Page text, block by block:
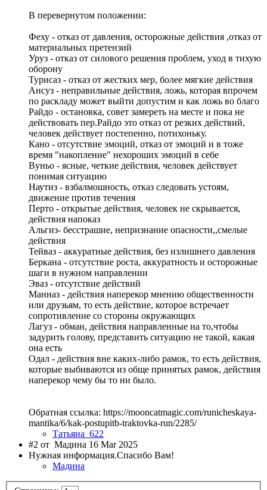
В перевернутом положении:
Феху - отказ от давления, осторожные действия ,отказ от
материальных претензий
Уруз - отказ от силового решения проблем, уход в тихую
оборону
Турисаз - отказ от жестких мер, более мягкие действия
Ансуз - неправильные действия, ложь, которая впрочем
по раскладу может выйти допустим и как ложь во благо
Райдо - остановка, совет замереть на месте и пока не
действовать пер.Райдо это отказ от резких действий,
человек действует постепенно, потихоньку.
Кано - отсутствие эмоций, отказ от эмоций и в тоже
время "накопление" нехороших эмоций в себе
Вуньо - ясные, четкие действия, человек действует
понимая ситуацию
Наутиз - взбалмошность, отказ следовать устоям,
движение против течения
Перто - открытые действия, человек не скрывается,
действия напоказ
Альгиз- бесстрашие, непризнание опасности,,смелые
действия
Тейваз - аккуратные действия, без излишнего давления
Беркана - отсутствие роста, аккуратность и осторожные
шаги в нужном направлении
Эваз - отсутствие действий
Манназ - действия наперекор мнению общественности
или друзьям, то есть действие, которое встречает
сопротивление со стороны окружающих
Лагуз - обман, действия направленные на то,чтобы
задурить голову, представить ситуацию не такой, какая
она есть
Одал - действия вне каких-либо рамок, то есть действия,
которые выбиваются из обще принятых рамок, действия
наперекор чему бы то ни было.
Обратная ссылка: https://mooncatmagic.com/runicheskaya-
mantika/6/kak-postupitb-traktovka-run/2285/
Татьяна_622
#2 от Мадина 16 Mar 2025
Нужная информация.Спасибо Вам!
Мадина